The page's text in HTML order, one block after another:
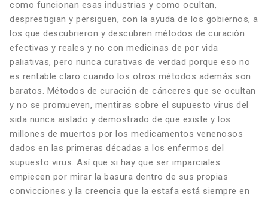
como funcionan esas industrias y como ocultan,
desprestigian y persiguen, con la ayuda de los gobiernos, a
los que descubrieron y descubren métodos de curación
efectivas y reales y no con medicinas de por vida
paliativas, pero nunca curativas de verdad porque eso no
es rentable claro cuando los otros métodos además son
baratos. Métodos de curación de cánceres que se ocultan
y no se promueven, mentiras sobre el supuesto virus del
sida nunca aislado y demostrado de que existe y los
millones de muertos por los medicamentos venenosos
dados en las primeras décadas a los enfermos del
supuesto virus. Así que si hay que ser imparciales
empiecen por mirar la basura dentro de sus propias
convicciones y la creencia que la estafa está siempre en